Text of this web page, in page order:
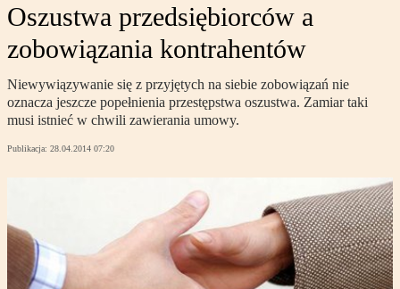
Oszustwa przedsiębiorców a
zobowiązania kontrahentów
Niewywiązywanie się z przyjętych na siebie zobowiązań nie
oznacza jeszcze popełnienia przestępstwa oszustwa. Zamiar taki
musi istnieć w chwili zawierania umowy.
Publikacja: 28.04.2014 07:20